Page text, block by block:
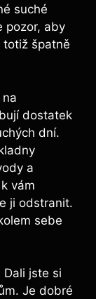
suché
pozor, aby
totiž špatně
dostatek
dní.
a
vám
ji odstranit.
sebe
Dali jste si
Je dobré